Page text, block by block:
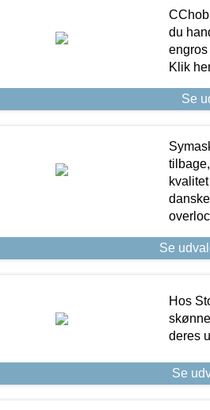
du
Klik
Se
Se
Hos
deres
Se